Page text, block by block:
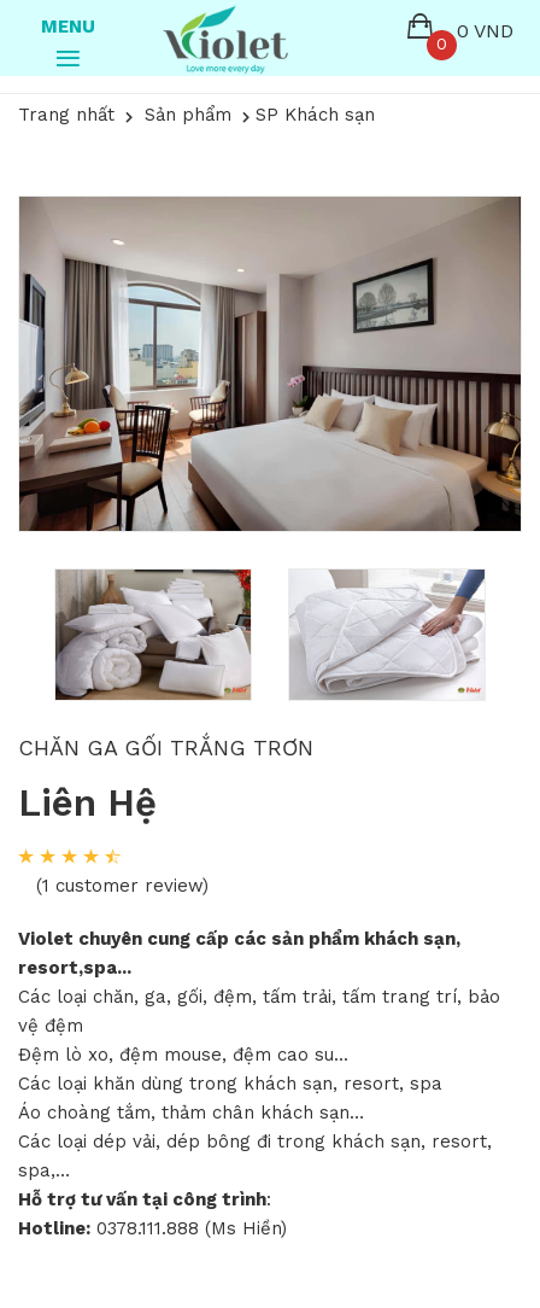
MENU
0
0 VND
Trang nhất Sản phẩm SP Khách sạn
CHĂN GA GỐI TRẮNG TRƠN
Liên Hệ
(1 customer review)
Violet chuyên cung cấp các sản phẩm khách sạn,
resort,spa...
Các loại chăn, ga, gối, đệm, tấm trải, tấm trang trí, bảo
vệ đệm
Đệm lò xo, đệm mouse, đệm cao su...
Các loại khăn dùng trong khách sạn, resort, spa
Áo choàng tắm, thảm chân khách sạn…
Các loại dép vải, dép bông đi trong khách sạn, resort,
spa,…
Hỗ trợ tư vấn tại công trình:
Hotline: 0378.111.888 (Ms Hiền)